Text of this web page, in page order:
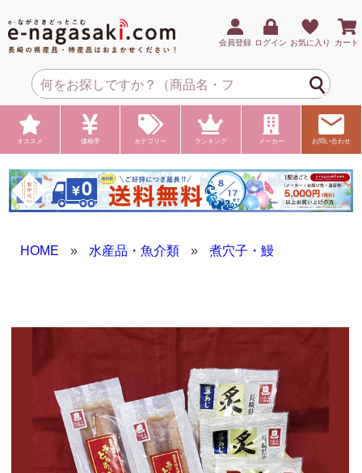
会員登録 ログイン お気に入り カート
オススメ 価格帯 カテゴリー ランキング メーカー お問い合わせ
HOME » 水産品・魚介類 » 煮穴子・鰻